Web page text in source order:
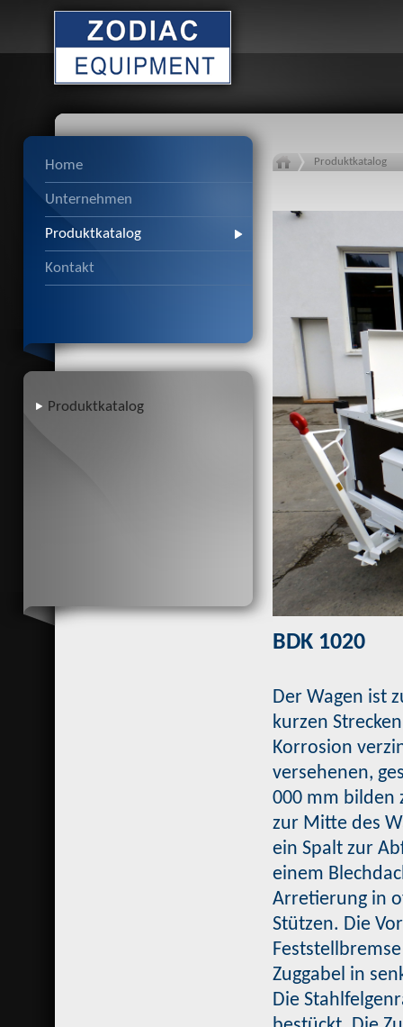
Home
Unternehmen
Produktkatalog
Kontakt
Produktkatalog
Produktkatalog
BDK 1020
Der Wagen ist
kurzen
Korrosion
versehenen,
000 mm bilden
zur Mitte des
ein Spalt zur
einem
Arretierung in
Stützen. Die
Zuggabel in
Die